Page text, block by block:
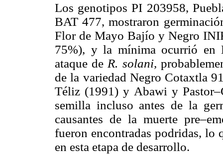
Los genotipos PI 203958,
BAT 477, mostraron
Flor de Mayo Bajío y Negro
75%), y la mínima ocurrió en
ataque de R. solani,
de la variedad Negro Cotaxtla
Téliz (1991) y Abawi y
semilla incluso antes de la
causantes de la muerte
fueron encontradas podridas, lo
en esta etapa de desarrollo.